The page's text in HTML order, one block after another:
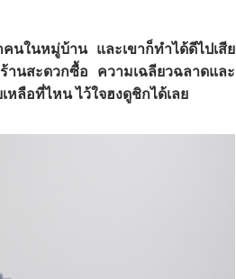
ในหมู่บ้าน และเขาก็ทำได้ดีไปเสีย
านสะดวกซื้อ ความเฉลียวฉลาดและ
หลือที่ไหน ไว้ใจฮงดูชิกได้เลย